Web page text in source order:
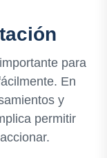
para
En
y
permitir